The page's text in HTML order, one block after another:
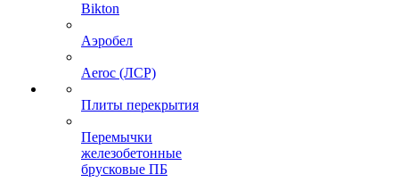
Bikton
Аэробел
Aeroc (ЛСР)
Плиты перекрытия
Перемычки
железобетонные
брусковые ПБ